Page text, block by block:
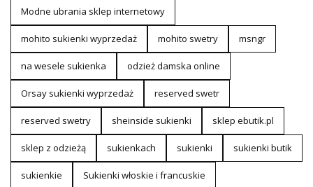
Modne ubrania sklep internetowy
mohito sukienki wyprzedaż mohito swetry msngr
na wesele sukienka odzież damska online
Orsay sukienki wyprzedaż reserved swetr
reserved swetry sheinside sukienki sklep ebutik.pl
sklep z odzieżą sukienkach sukienki sukienki butik
sukienkie Sukienki włoskie i francuskie